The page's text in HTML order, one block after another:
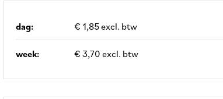
dag: € 1,85 excl. btw
week: € 3,70 excl. btw